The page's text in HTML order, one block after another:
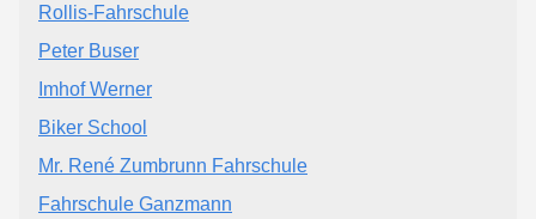
Rollis-Fahrschule
Peter Buser
Imhof Werner
Biker School
Mr. René Zumbrunn Fahrschule
Fahrschule Ganzmann